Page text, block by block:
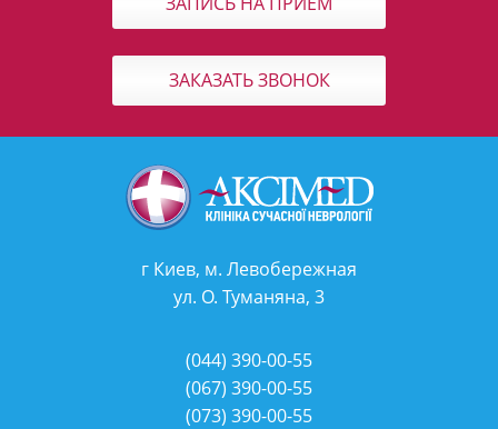
ЗАКАЗАТЬ ЗВОНОК
г Киев, м. Левобережная
ул. О. Туманяна, 3
(044) 390-00-55
(067) 390-00-55
(073) 390-00-55